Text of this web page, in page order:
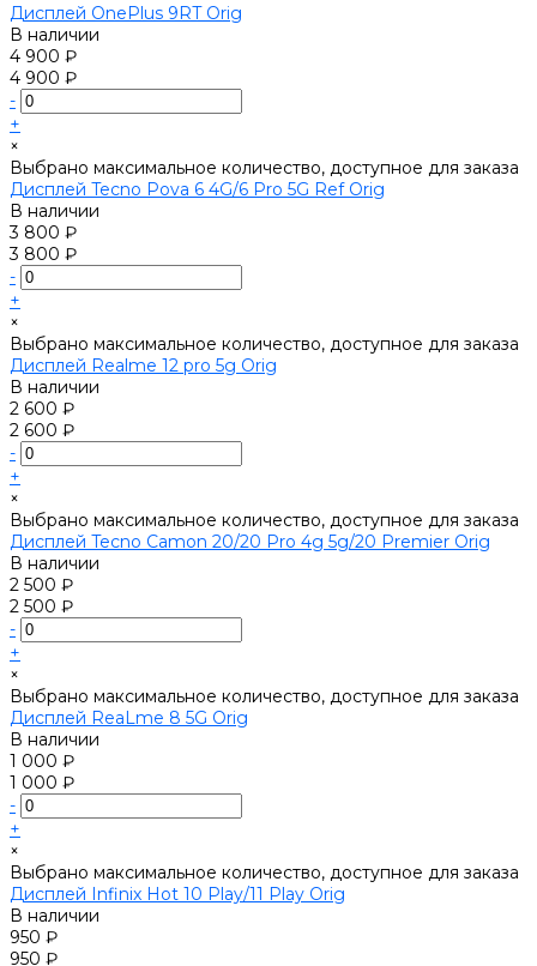
Дисплей OnePlus 9RT Orig
В наличии
4 900 ₽
4 900 ₽
-
+
×
Выбрано максимальное количество, доступное для заказа
Дисплей Tecno Pova 6 4G/6 Pro 5G Ref Orig
В наличии
3 800 ₽
3 800 ₽
-
+
×
Выбрано максимальное количество, доступное для заказа
Дисплей Realme 12 pro 5g Orig
В наличии
2 600 ₽
2 600 ₽
-
+
×
Выбрано максимальное количество, доступное для заказа
Дисплей Tecno Camon 20/20 Pro 4g 5g/20 Premier Orig
В наличии
2 500 ₽
2 500 ₽
-
+
×
Выбрано максимальное количество, доступное для заказа
Дисплей ReaLme 8 5G Orig
В наличии
1 000 ₽
1 000 ₽
-
+
×
Выбрано максимальное количество, доступное для заказа
Дисплей Infinix Hot 10 Play/11 Play Orig
В наличии
950 ₽
950 ₽